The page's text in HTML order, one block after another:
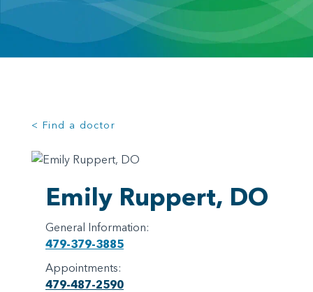
< Find a doctor
Emily Ruppert, DO
General Information:
479-379-3885
Appointments:
479-487-2590